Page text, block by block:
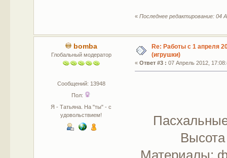
«Последнее редактирование: 04
bomba
Глобальный модератор
Сообщений: 13948
Пол:
Я - Татьяна. На "ты" - с
удовольствием!
Re: Работы с 1 апреля
(игрушки)
«Ответ #3 : 07 Апрель 2012,